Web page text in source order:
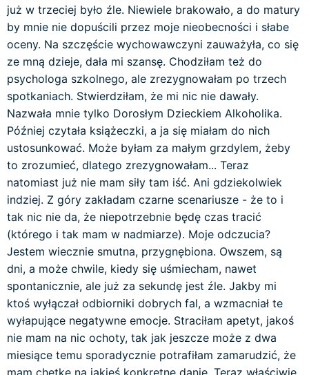
już w trzeciej było źle. Niewiele brakowało, a do matury
by mnie nie dopuścili przez moje nieobecności i słabe
oceny. Na szczęście wychowawczyni zauważyła, co się
ze mną dzieje, dała mi szansę. Chodziłam też do
psychologa szkolnego, ale zrezygnowałam po trzech
spotkaniach. Stwierdziłam, że mi nic nie dawały.
Nazwała mnie tylko Dorosłym Dzieckiem Alkoholika.
Później czytała książeczki, a ja się miałam do nich
ustosunkować. Może byłam za małym grzdylem, żeby
to zrozumieć, dlatego zrezygnowałam... Teraz
natomiast już nie mam siły tam iść. Ani gdziekolwiek
indziej. Z góry zakładam czarne scenariusze - że to i
tak nic nie da, że niepotrzebnie będę czas tracić
(którego i tak mam w nadmiarze). Moje odczucia?
Jestem wiecznie smutna, przygnębiona. Owszem, są
dni, a może chwile, kiedy się uśmiecham, nawet
spontanicznie, ale już za sekundę jest źle. Jakby mi
ktoś wyłączał odbiorniki dobrych fal, a wzmacniał te
wyłapujące negatywne emocje. Straciłam apetyt, jakoś
nie mam na nic ochoty, tak jak jeszcze może z dwa
miesiące temu sporadycznie potrafiłam zamarudzić, że
mam chętkę na jakieś konkretne danie. Teraz właściwie